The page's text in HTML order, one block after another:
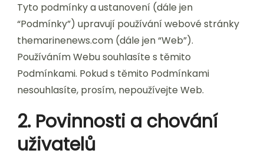
Tyto podmínky a ustanovení (dále jen
“Podmínky”) upravují používání webové stránky
themarinenews.com (dále jen “Web”).
Používáním Webu souhlasíte s těmito
Podmínkami. Pokud s těmito Podmínkami
nesouhlasíte, prosím, nepoužívejte Web.
2. Povinnosti a chování
uživatelů